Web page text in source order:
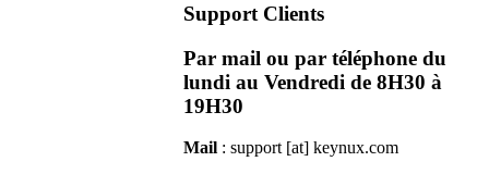
Support Clients
Par mail ou par téléphone du
lundi au Vendredi de 8H30 à
19H30
Mail : support [at] keynux.com